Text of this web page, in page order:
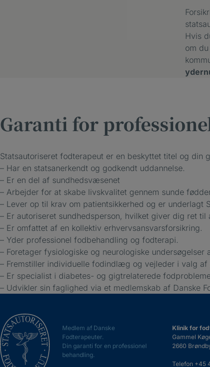
Hvis
om
Garanti for
Statsautoriseret fodterapeut er en beskyttet titel og din
– Har en statsanerkendt og godkendt uddannelse.
– Er en del af sundhedsvæsenet
– Arbejder for at skabe livskvalitet gennem sunde
– Lever op til krav om patientsikkerhed og er underlagt
– Er autoriseret sundhedsperson, hvilket giver dig ret til
– Er omfattet af en kollektiv erhvervsansvarsforsikring.
– Yder professionel fodbehandling og fodterapi.
– Foretager fysiologiske og neurologiske undersøgelser
– Fremstiller individuelle fodindlæg og vejleder i valg af
– Er specialist i diabetes- og gigtrelaterede
– Udvikler sin faglighed via et medlemskab af Danske
Medlem af Danske
Fodterapeuter.
Din garanti for en professionel
behandling.
Klinik for
Gammel
2660
Telefon +45